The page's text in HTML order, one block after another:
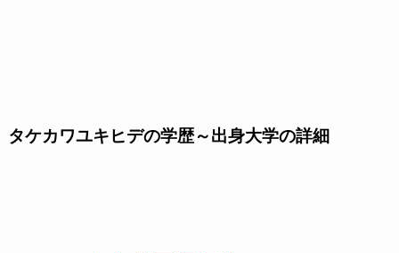
タケカワユキヒデの学歴～出身大学の詳細